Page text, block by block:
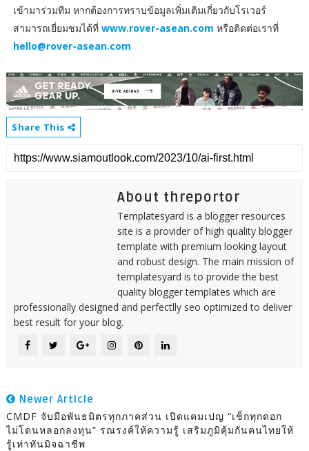
เข้ามาร่วมทีม หากต้องการทราบข้อมูลเพิ่มเติมเกี่ยวกับโรเวอร์
สามารถเยี่ยมชมได้ที่ www.rover-asean.com หรือติดต่อเราที่
hello@rover-asean.com
Share This
About threportor
Templatesyard is a blogger resources
site is a provider of high quality blogger
template with premium looking layout
and robust design. The main mission of
templatesyard is to provide the best
quality blogger templates which are
professionally designed and perfectlly seo optimized to deliver
best result for your blog.
Newer Article
CMDF จับมือพันธมิตรทุกภาคส่วน เปิดแคมเปญ “เช็กทุกดอก
ไม่โดนหลอกลงทุน” รณรงค์ให้ความรู้ เสริมภูมิคุ้มกันคนไทยให้
รู้เท่าทันมิจฉาชีพ